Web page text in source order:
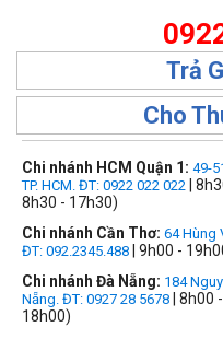
Trả
Cho
Chi nhánh HCM Quận 1: 49-
TP. HCM. ĐT: 0922 022 022 |
8h30 - 17h30)
Chi nhánh Cần Thơ: 64 Hùng
ĐT: 092.2345.488 | 9h00 -
Chi nhánh Đà Nẵng: 184
Nẵng. ĐT: 0927 28 5678 | 8h00
18h00)